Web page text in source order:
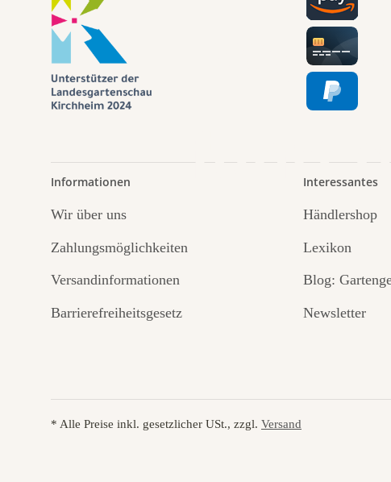
führt
Informationen
Wir über uns
Zahlungsmöglichkeiten
Versandinformationen
Barrierefreiheitsgesetz
Interessantes
Händlershop
Lexikon
Blog:
Newsletter
* Alle Preise inkl. gesetzlicher USt., zzgl. Versand